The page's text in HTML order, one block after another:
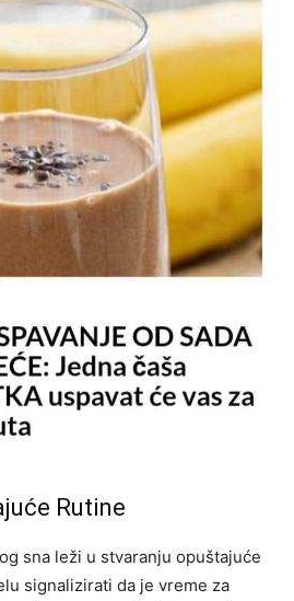
Rutine
sna leži u stvaranju opuštajuće
signalizirati da je vreme za